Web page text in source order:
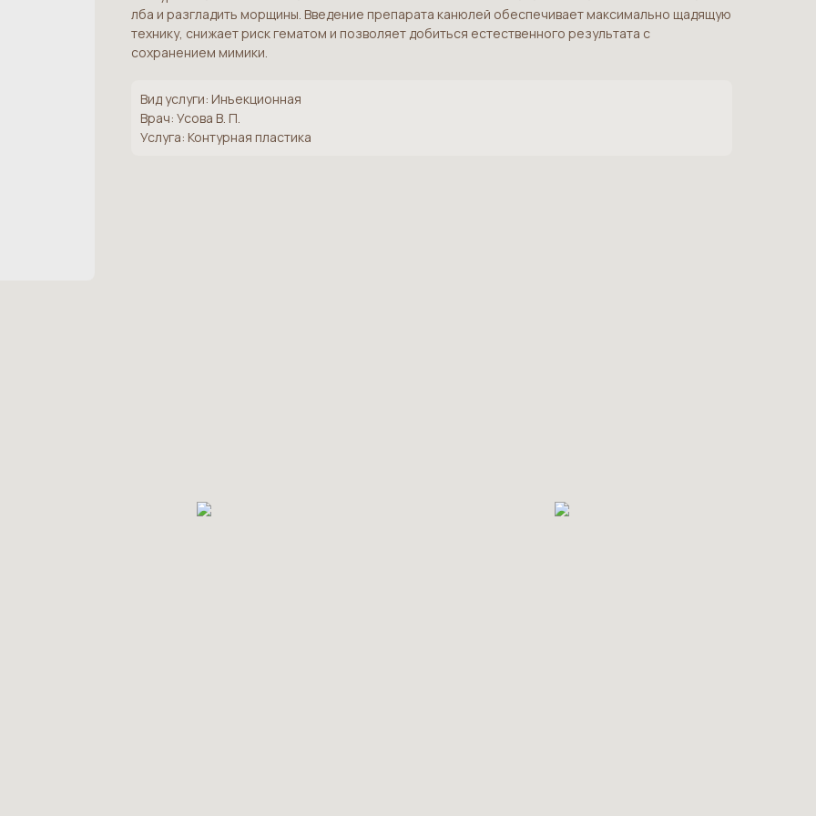
лба и разгладить морщины. Введение препарата канюлей обеспечивает максимально щадящую
технику, снижает риск гематом и позволяет добиться естественного результата с
сохранением мимики.
Вид услуги: Инъекционная
Врач: Усова В. П.
Услуга: Контурная пластика